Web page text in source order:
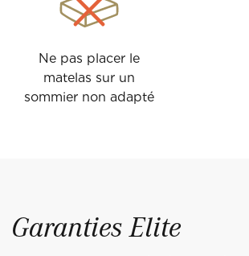
Ne pas placer le
matelas sur un
sommier non adapté
Garanties Elite